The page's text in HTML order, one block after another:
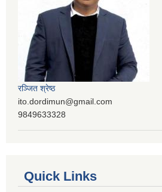
रञ्‍जित श्रेष्ठ
ito.dordimun@gmail.com
9849633328
Quick Links